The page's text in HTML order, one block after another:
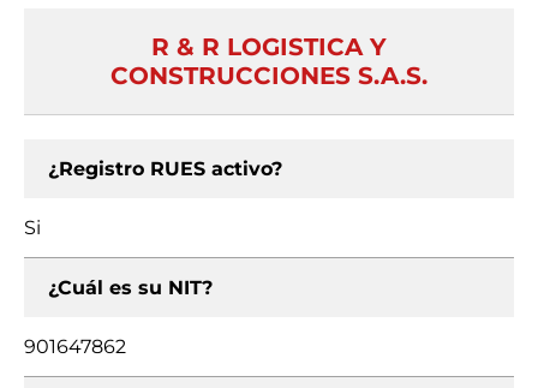
R & R LOGISTICA Y
CONSTRUCCIONES S.A.S.
¿Registro RUES activo?
Si
¿Cuál es su NIT?
901647862